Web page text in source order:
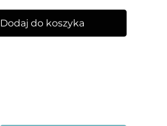
Dodaj do koszyka